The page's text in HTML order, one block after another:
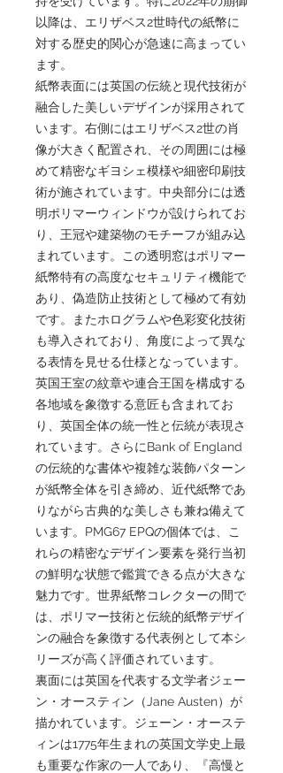
以降は、エリザベス2世時代の紙幣に
対する歴史的関心が急速に高まってい
ます。
紙幣表面には英国の伝統と現代技術が
融合した美しいデザインが採用されて
います。右側にはエリザベス2世の肖
像が大きく配置され、その周囲には極
めて精密なギヨシェ模様や細密印刷技
術が施されています。中央部分には透
明ポリマーウィンドウが設けられてお
り、王冠や建築物のモチーフが組み込
まれています。この透明窓はポリマー
紙幣特有の高度なセキュリティ機能で
あり、偽造防止技術として極めて有効
です。またホログラムや色彩変化技術
も導入されており、角度によって異な
る表情を見せる仕様となっています。
英国王室の紋章や連合王国を構成する
各地域を象徴する意匠も含まれてお
り、英国全体の統一性と伝統が表現さ
れています。さらにBank of England
の伝統的な書体や複雑な装飾パターン
が紙幣全体を引き締め、近代紙幣であ
りながら古典的な美しさも兼ね備えて
います。PMG67 EPQの個体では、こ
れらの精密なデザイン要素を発行当初
の鮮明な状態で鑑賞できる点が大きな
魅力です。世界紙幣コレクターの間で
は、ポリマー技術と伝統的紙幣デザイ
ンの融合を象徴する代表例として本シ
リーズが高く評価されています。
裏面には英国を代表する文学者ジェー
ン・オースティン（Jane Austen）が
描かれています。ジェーン・オーステ
ィンは1775年生まれの英国文学史上最
も重要な作家の一人であり、『高慢と